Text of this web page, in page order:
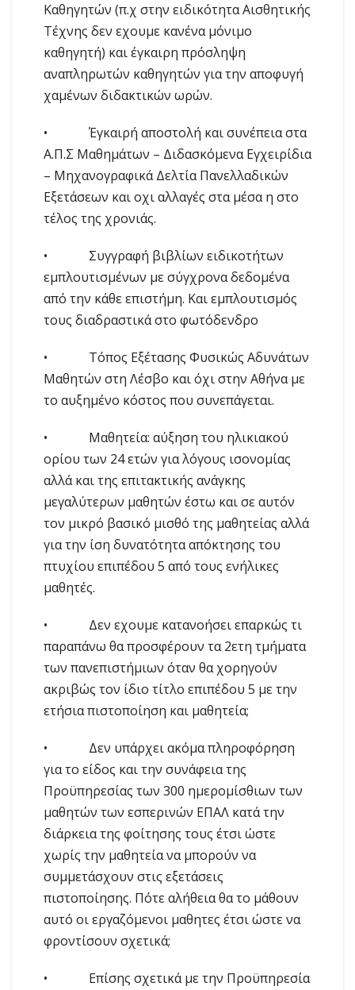
Καθηγητών (π.χ στην ειδικότητα Αισθητικής
Τέχνης δεν εχουμε κανένα μόνιμο
καθηγητή) και έγκαιρη πρόσληψη
αναπληρωτών καθηγητών για την αποφυγή
χαμένων διδακτικών ωρών.
• Έγκαιρή αποστολή και συνέπεια στα
Α.Π.Σ Μαθημάτων – Διδασκόμενα Εγχειρίδια
– Μηχανογραφικά Δελτία Πανελλαδικών
Εξετάσεων και οχι αλλαγές στα μέσα η στο
τέλος της χρονιάς.
• Συγγραφή βιβλίων ειδικοτήτων
εμπλουτισμένων με σύγχρονα δεδομένα
από την κάθε επιστήμη. Και εμπλουτισμός
τους διαδραστικά στο φωτόδενδρο
• Τόπος Εξέτασης Φυσικώς Αδυνάτων
Μαθητών στη Λέσβο και όχι στην Αθήνα με
το αυξημένο κόστος που συνεπάγεται.
• Μαθητεία: αύξηση του ηλικιακού
ορίου των 24 ετών για λόγους ισονομίας
αλλά και της επιτακτικής ανάγκης
μεγαλύτερων μαθητών έστω και σε αυτόν
τον μικρό βασικό μισθό της μαθητείας αλλά
για την ίση δυνατότητα απόκτησης του
πτυχίου επιπέδου 5 από τους ενήλικες
μαθητές.
• Δεν εχουμε κατανοήσει επαρκώς τι
παραπάνω θα προσφέρουν τα 2ετη τμήματα
των πανεπιστήμιων όταν θα χορηγούν
ακριβώς τον ίδιο τίτλο επιπέδου 5 με την
ετήσια πιστοποίηση και μαθητεία;
• Δεν υπάρχει ακόμα πληροφόρηση
για το είδος και την συνάφεια της
Προϋπηρεσίας των 300 ημερομίσθιων των
μαθητών των εσπερινών ΕΠΑΛ κατά την
διάρκεια της φοίτησης τους έτσι ώστε
χωρίς την μαθητεία να μπορούν να
συμμετάσχουν στις εξετάσεις
πιστοποίησης. Πότε αλήθεια θα το μάθουν
αυτό οι εργαζόμενοι μαθητες έτσι ώστε να
φροντίσουν σχετικά;
• Επίσης σχετικά με την Προϋπηρεσία